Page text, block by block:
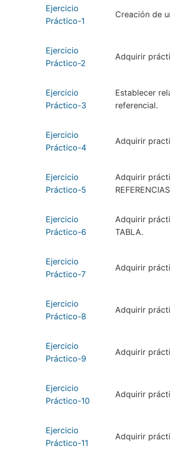
Ejercicio
Práctico-1
Creación de
Ejercicio
Práctico-2
Adquirir
Ejercicio
Práctico-3
Establecer
referencial.
Ejercicio
Práctico-4
Adquirir
Ejercicio
Práctico-5
Adquirir
Ejercicio
Práctico-6
Adquirir
TABLA.
Ejercicio
Práctico-7
Adquirir
Ejercicio
Práctico-8
Adquirir
Ejercicio
Práctico-9
Adquirir
Ejercicio
Práctico-10
Adquirir
Ejercicio
Práctico-11
Adquirir